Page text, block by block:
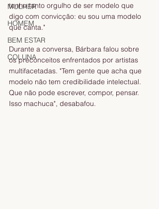
MULHER
HOMEM
BEM ESTAR
COLUNA
tenho tanto orgulho de ser modelo que
digo com convicção: eu sou uma modelo
que canta."
Durante a conversa, Bárbara falou sobre
os preconceitos enfrentados por artistas
multifacetadas. "Tem gente que acha que
modelo não tem credibilidade intelectual.
Que não pode escrever, compor, pensar.
Isso machuca", desabafou.